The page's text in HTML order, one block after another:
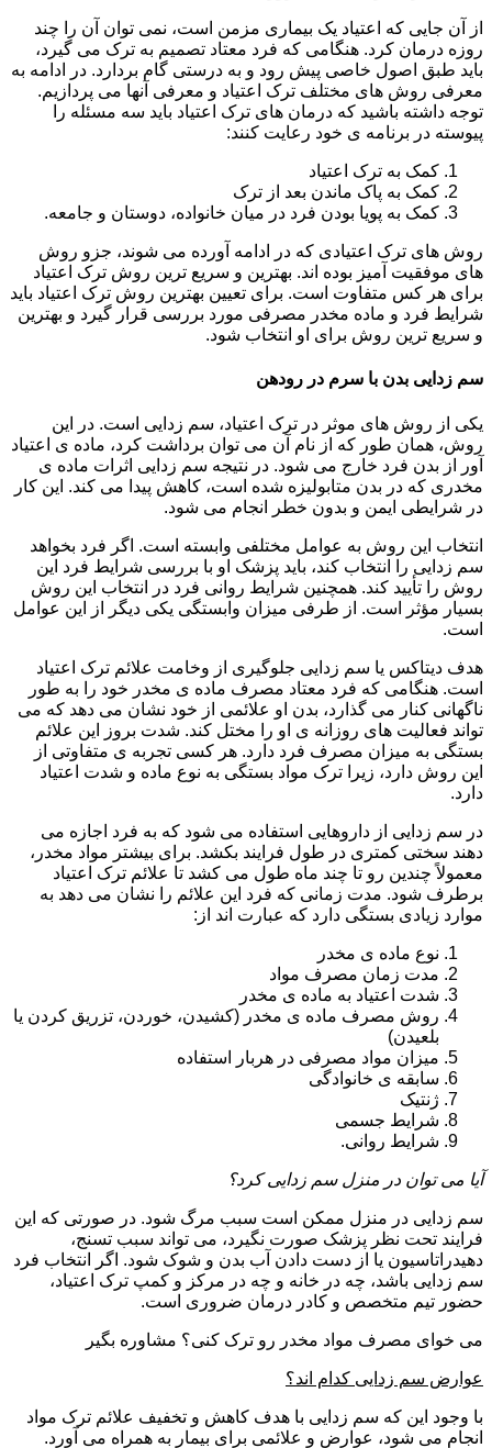
از آن جایی که اعتیاد یک بیماری مزمن است، نمی توان آن را چند
روزه درمان کرد. هنگامی که فرد معتاد تصمیم به ترک می گیرد،
باید طبق اصول خاصی پیش رود و به درستی گام بردارد. در ادامه به
معرفی روش های مختلف ترک اعتیاد و معرفی آنها می پردازیم.
توجه داشته باشید که درمان های ترک اعتیاد باید سه مسئله را
پیوسته در برنامه ی خود رعایت کنند:
کمک به ترک اعتیاد
کمک به پاک ماندن بعد از ترک
کمک به پویا بودن فرد در میان خانواده، دوستان و جامعه.
روش های ترک اعتیادی که در ادامه آورده می شوند، جزو روش
های موفقیت آمیز بوده اند. بهترین و سریع ترین روش ترک اعتیاد
برای هر کس متفاوت است. برای تعیین بهترین روش ترک اعتیاد باید
شرایط فرد و ماده مخدر مصرفی مورد بررسی قرار گیرد و بهترین
و سریع ترین روش برای او انتخاب شود.
سم زدایی بدن با سرم در رودهن
یکی از روش های موثر در ترک اعتیاد، سم زدایی است. در این
روش، همان طور که از نام آن می توان برداشت کرد، ماده ی اعتیاد
آور از بدن فرد خارج می شود. در نتیجه سم زدایی اثرات ماده ی
مخدری که در بدن متابولیزه شده است، کاهش پیدا می کند. این کار
در شرایطی ایمن و بدون خطر انجام می شود.
انتخاب این روش به عوامل مختلفی وابسته است. اگر فرد بخواهد
سم زدایی را انتخاب کند، باید پزشک او با بررسی شرایط فرد این
روش را تأیید کند. همچنین شرایط روانی فرد در انتخاب این روش
بسیار مؤثر است. از طرفی میزان وابستگی یکی دیگر از این عوامل
است.
هدف دیتاکس یا سم زدایی جلوگیری از وخامت علائم ترک اعتیاد
است. هنگامی که فرد معتاد مصرف ماده ی مخدر خود را به طور
ناگهانی کنار می گذارد، بدن او علائمی از خود نشان می دهد که می
تواند فعالیت های روزانه ی او را مختل کند. شدت بروز این علائم
بستگی به میزان مصرف فرد دارد. هر کسی تجربه ی متفاوتی از
این روش دارد، زیرا ترک مواد بستگی به نوع ماده و شدت اعتیاد
دارد.
در سم زدایی از داروهایی استفاده می شود که به فرد اجازه می
دهند سختی کمتری در طول فرایند بکشد. برای بیشتر مواد مخدر،
معمولاً چندین رو تا چند ماه طول می کشد تا علائم ترک اعتیاد
برطرف شود. مدت زمانی که فرد این علائم را نشان می دهد به
موارد زیادی بستگی دارد که عبارت اند از:
نوع ماده ی مخدر
مدت زمان مصرف مواد
شدت اعتیاد به ماده ی مخدر
روش مصرف ماده ی مخدر (کشیدن، خوردن، تزریق کردن یا
بلعیدن)
میزان مواد مصرفی در هربار استفاده
سابقه ی خانوادگی
ژنتیک
شرایط جسمی
شرایط روانی.
آیا می توان در منزل سم زدایی کرد؟
سم زدایی در منزل ممکن است سبب مرگ شود. در صورتی که این
فرایند تحت نظر پزشک صورت نگیرد، می تواند سبب تسنج،
دهیدراتاسیون یا از دست دادن آب بدن و شوک شود. اگر انتخاب فرد
سم زدایی باشد، چه در خانه و چه در مرکز و کمپ ترک اعتیاد،
حضور تیم متخصص و کادر درمان ضروری است.
می خوای مصرف مواد مخدر رو ترک کنی؟ مشاوره بگیر
عوارض سم زدایی کدام اند؟
با وجود این که سم زدایی با هدف کاهش و تخفیف علائم ترک مواد
انجام می شود، عوارض و علائمی برای بیمار به همراه می آورد.